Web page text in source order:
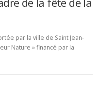
par la ville de Saint Jean-
Nature » financé par la